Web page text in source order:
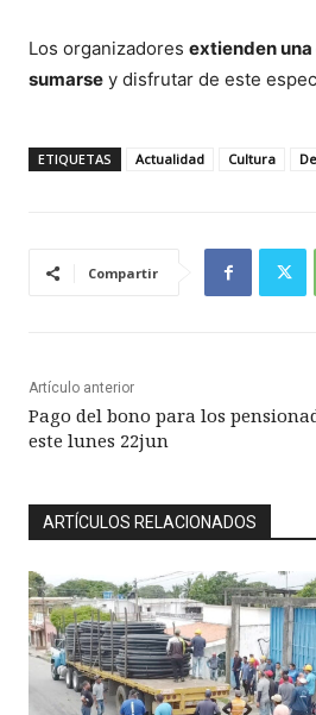
Los organizadores extienden
sumarse y disfrutar de este
ETIQUETAS Actualidad Cultura
Compartir
Artículo anterior
Pago del bono para los
este lunes 22jun
ARTÍCULOS RELACIONADOS